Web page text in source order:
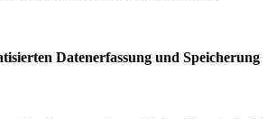
Datenerfassung und Speicherung